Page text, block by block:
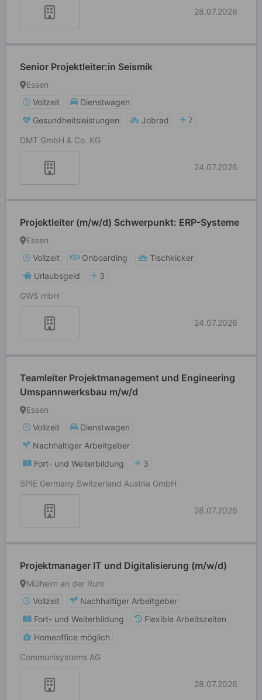
28.07.2026
Senior Projektleiter:in Seismik
Essen
Vollzeit
Dienstwagen
Gesundheitsleistungen
Jobrad
7
DMT GmbH & Co. KG
24.07.2026
Projektleiter (m/w/d) Schwerpunkt: ERP-Systeme
Essen
Vollzeit
Onboarding
Tischkicker
Urlaubsgeld
3
GWS mbH
24.07.2026
Teamleiter Projektmanagement und Engineering
Umspannwerksbau m/w/d
Essen
Vollzeit
Dienstwagen
Nachhaltiger Arbeitgeber
Fort- und Weiterbildung
3
SPIE Germany Switzerland Austria GmbH
28.07.2026
Projektmanager IT und Digitalisierung (m/w/d)
Mülheim an der Ruhr
Vollzeit
Nachhaltiger Arbeitgeber
Fort- und Weiterbildung
Flexible Arbeitszeiten
Homeoffice möglich
Communisystems AG
28.07.2026